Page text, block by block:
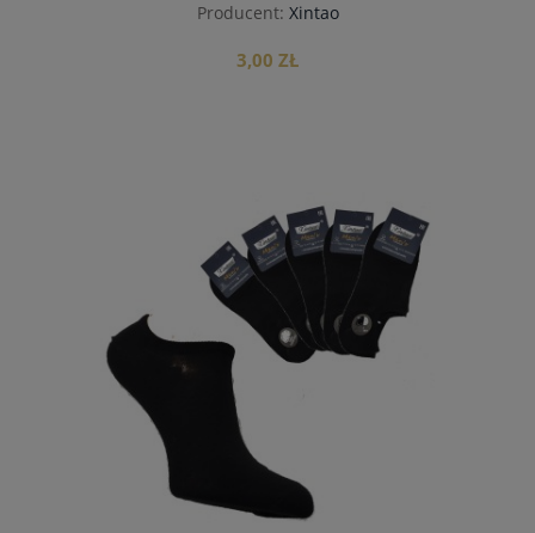
Producent: Xintao
3,00 ZŁ
do koszyka